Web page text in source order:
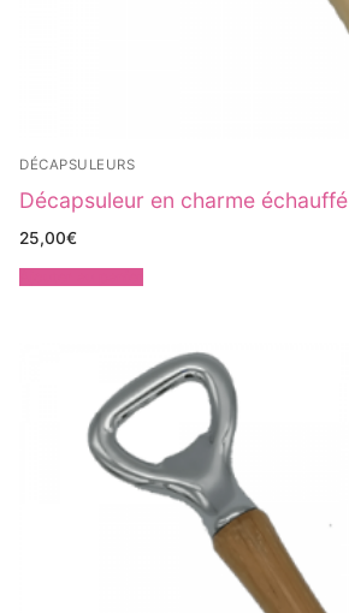
DÉCAPSULEURS
Décapsuleur en charme échauffé
25,00€